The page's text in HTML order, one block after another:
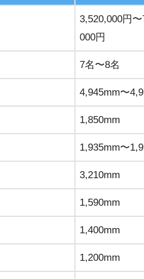
3,520,000円
000円
7名〜8名
4,945mm〜
1,850mm
1,935mm〜
3,210mm
1,590mm
1,400mm
1,200mm